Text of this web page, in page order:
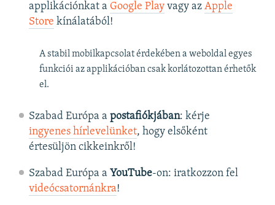
applikációnkat a Google Playvagy az Apple
Store kínálatából!
A stabil mobilkapcsolat érdekében a weboldal egyes
funkciói az applikációban csak korlátozottan érhetők
el.
Szabad Európa a postafiókjában: kérje
ingyenes hírlevelünket, hogy elsőként
értesüljön cikkeinkről!
Szabad Európa a YouTube-on: iratkozzon fel
videócsatornánkra!